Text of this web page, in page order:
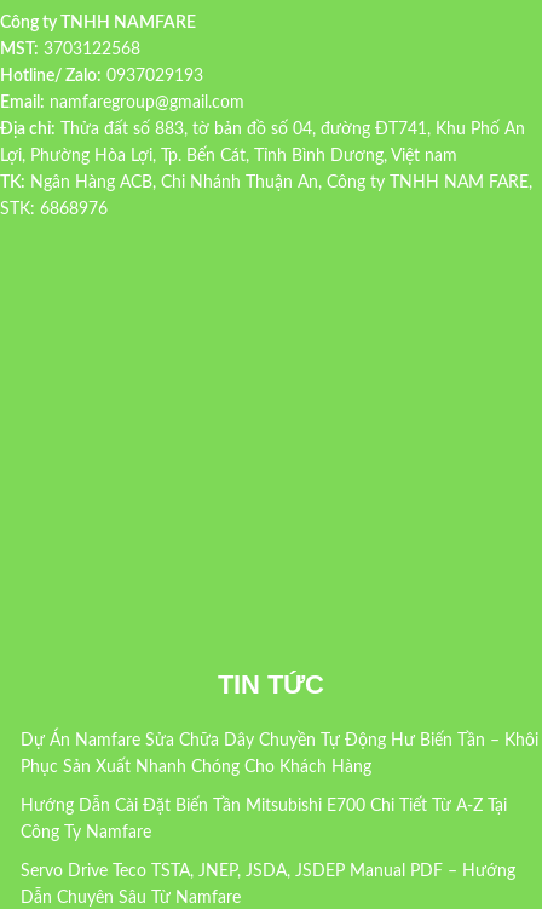
Công ty TNHH NAMFARE
MST: 3703122568
Hotline/ Zalo: 0937029193
Email: namfaregroup@gmail.com
Địa chỉ: Thửa đất số 883, tờ bản đồ số 04, đường ĐT741, Khu Phố An
Lợi, Phường Hòa Lợi, Tp. Bến Cát, Tỉnh Bình Dương, Việt nam
TK: Ngân Hàng ACB, Chi Nhánh Thuận An, Công ty TNHH NAM FARE,
STK: 6868976
TIN TỨC
Dự Án Namfare Sửa Chữa Dây Chuyền Tự Động Hư Biến Tần – Khôi
Phục Sản Xuất Nhanh Chóng Cho Khách Hàng
Hướng Dẫn Cài Đặt Biến Tần Mitsubishi E700 Chi Tiết Từ A-Z Tại
Công Ty Namfare
Servo Drive Teco TSTA, JNEP, JSDA, JSDEP Manual PDF – Hướng
Dẫn Chuyên Sâu Từ Namfare